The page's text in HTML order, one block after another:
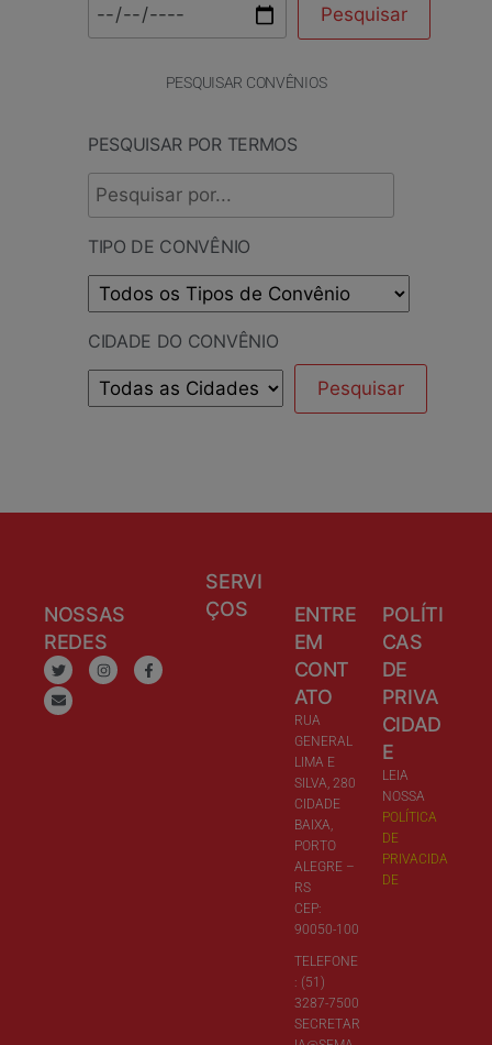
PESQUISAR CONVÊNIOS
PESQUISAR POR TERMOS
TIPO DE CONVÊNIO
CIDADE DO CONVÊNIO
NOSSAS
REDES
SERVI
ÇOS
ENTRE
EM
CONT
ATO
RUA
GENERAL
LIMA E
SILVA, 280
CIDADE
BAIXA,
PORTO
ALEGRE –
RS
CEP:
90050-100
TELEFONE
: (51)
3287-7500
SECRETAR
POLÍTI
CAS
DE
PRIVA
CIDAD
E
LEIA
NOSSA
POLÍTICA
DE
PRIVACIDA
DE